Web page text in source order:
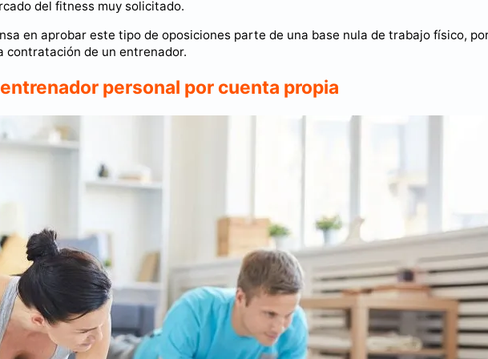
del fitness muy solicitado.
en aprobar este tipo de oposiciones parte de una base nula de trabajo físico,
contratación de un entrenador.
personal por cuenta propia